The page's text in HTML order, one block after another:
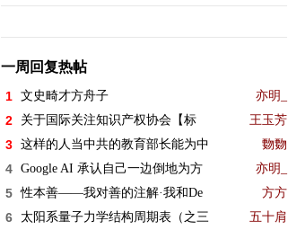
一周回复热帖
1 文史畸才方舟子 亦明_
2 关于国际关注知识产权协会【标 王玉芳
3 这样的人当中共的教育部长能为中 覅覅
4 Google AI 承认自己一边倒地为方 亦明_
5 性本善——我对善的注解·我和De 方方
6 太阳系量子力学结构周期表（之三 五十肩